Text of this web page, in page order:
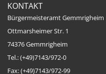
KONTAKT
Bürgermeisteramt Gemmrigheim
Ottmarsheimer Str. 1
74376 Gemmrigheim
Tel.: (+49)7143/972-0
Fax: (+49)7143/972-99